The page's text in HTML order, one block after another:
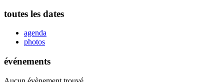
toutes les dates
agenda
photos
événements